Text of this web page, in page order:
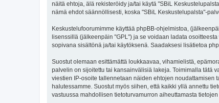
näitä ehtoja, älä rekisteröidy ja/tai käytä "SBiL
nämä ehdot säännöllisesti, koska "SBiL Keskustelupalsta"-
Keskustelufoorumimme käyttää phpBB-ohjelmistoa,
lisenssillä (jälkeenpäin "GPL") ja se voidaan ladata osoitteesta
sopivana sisältönä ja/tai käytöksenä. Saadaksesi lisätietoa
Suostut olemaan esittämättä loukkaavaa, vihamielistä,
palvelin on sijoitettu tai kansainvälisiä lakeja. Toimimalla tätä
viestien IP-osoite tallennetaan näiden ehtojen noudattamisen
halutessamme. Suostut myös siihen, että kaikki yllä annettu
vastuussa mahdollisen tietoturvamurron aiheuttamasta